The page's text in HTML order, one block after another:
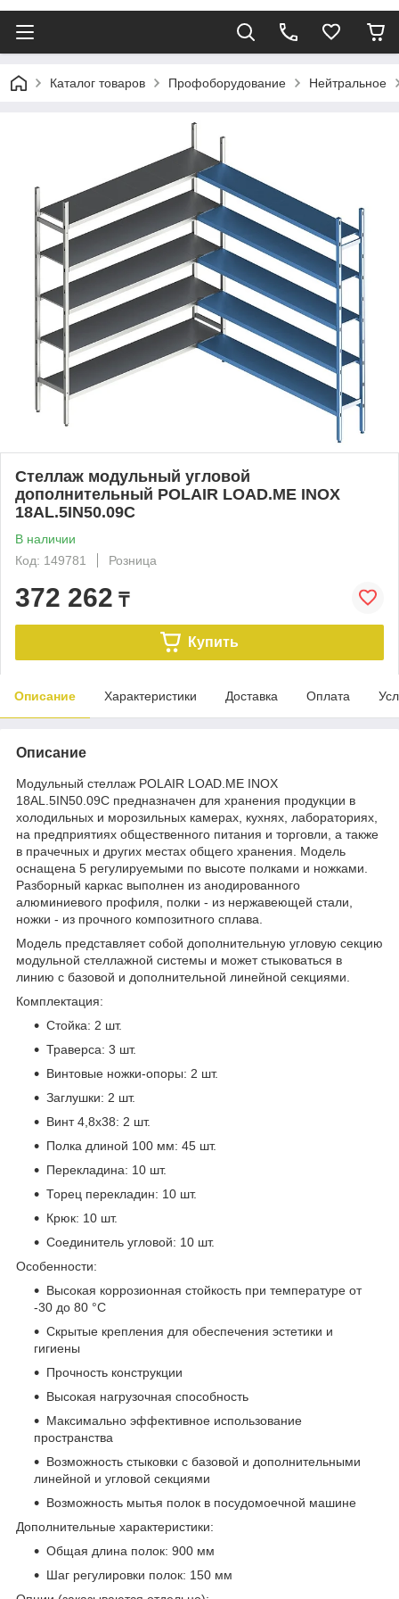
Каталог товаров Профоборудование Нейтральное
Стеллаж модульный угловой
дополнительный POLAIR LOAD.ME INOX
18AL.5IN50.09C
В наличии
Код: 149781
Розница
372 262 ₸
Купить
Описание Характеристики Доставка Оплата
Описание
Модульный стеллаж POLAIR LOAD.ME INOX
18AL.5IN50.09C предназначен для хранения продукции в
холодильных и морозильных камерах, кухнях, лабораториях,
на предприятиях общественного питания и торговли, а также
в прачечных и других местах общего хранения. Модель
оснащена 5 регулируемыми по высоте полками и ножками.
Разборный каркас выполнен из анодированного
алюминиевого профиля, полки - из нержавеющей стали,
ножки - из прочного композитного сплава.
Модель представляет собой дополнительную угловую секцию
модульной стеллажной системы и может стыковаться в
линию с базовой и дополнительной линейной секциями.
Комплектация:
Стойка: 2 шт.
Траверса: 3 шт.
Винтовые ножки-опоры: 2 шт.
Заглушки: 2 шт.
Винт 4,8x38: 2 шт.
Полка длиной 100 мм: 45 шт.
Перекладина: 10 шт.
Торец перекладин: 10 шт.
Крюк: 10 шт.
Соединитель угловой: 10 шт.
Особенности:
Высокая коррозионная стойкость при температуре от
-30 до 80 °С
Скрытые крепления для обеспечения эстетики и
гигиены
Прочность конструкции
Высокая нагрузочная способность
Максимально эффективное использование
пространства
Возможность стыковки с базовой и дополнительными
линейной и угловой секциями
Возможность мытья полок в посудомоечной машине
Дополнительные характеристики:
Общая длина полок: 900 мм
Шаг регулировки полок: 150 мм